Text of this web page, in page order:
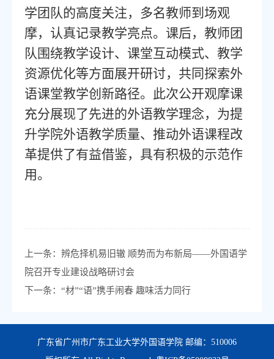
学团队的高度关注，多名教师到场观
摩，认真记录教学亮点。课后，教师团
队围绕教学设计、课堂互动模式、教学
资源优化等方面展开研讨，共同探索外
语课堂教学创新路径。此次公开观摩课
充分展现了先进的外语教学理念，为提
升学院外语教学质量、推动外语课程改
革提供了有益借鉴，具有积极的示范作
用。
上一条： 辨危择机易旧辙 顺势而为布新局——外国语学
院召开专业建设战略研讨会
下一条： “材”“语”携手闹春 趣味活力同行
广东省广州市广东工业大学外国语学院 邮编：510006